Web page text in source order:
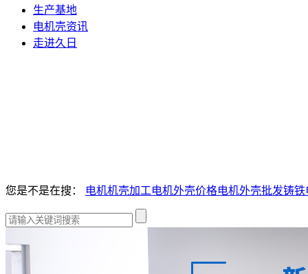
生产基地
电机壳资讯
走进久日
您是不是在搜： 电机机壳加工电机外壳价格电机外壳批发铸铁